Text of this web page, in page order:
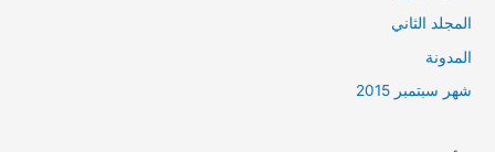
المجلد الثاني
المدونة
شهر سبتمبر 2015